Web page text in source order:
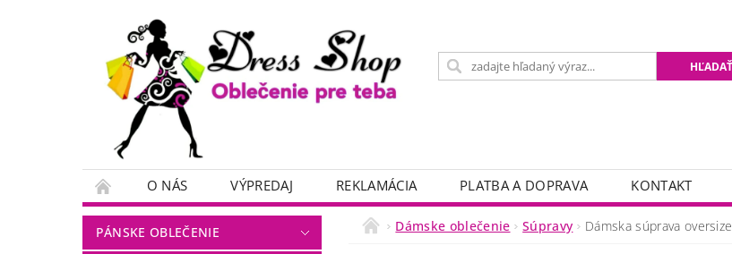
O NÁS VÝPREDAJ REKLAMÁCIA PLATBA A DOPRAVA KONTAKT
PÁNSKE OBLEČENIE Dámske oblečenie Súpravy Dámska súprava oversize